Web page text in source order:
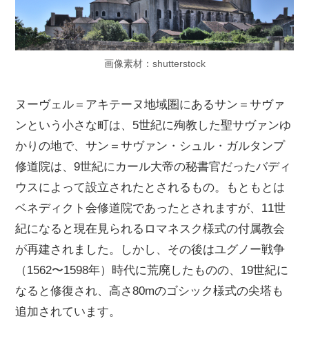
画像素材：shutterstock
ヌーヴェル＝アキテーヌ地域圏にあるサン＝サヴァ
ンという小さな町は、5世紀に殉教した聖サヴァンゆ
かりの地で、サン＝サヴァン・シュル・ガルタンプ
修道院は、9世紀にカール大帝の秘書官だったバディ
ウスによって設立されたとされるもの。もともとは
ベネディクト会修道院であったとされますが、11世
紀になると現在見られるロマネスク様式の付属教会
が再建されました。しかし、その後はユグノー戦争
（1562〜1598年）時代に荒廃したものの、19世紀に
なると修復され、高さ80mのゴシック様式の尖塔も
追加されています。